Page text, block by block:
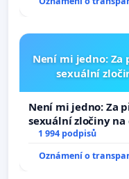
Není mi jedno: Za
sexuální
Není mi jedno: Za
sexuální zločiny na
1 994 podpisů
Oznámení o